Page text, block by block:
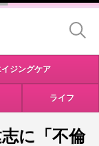
イジングケア
ライフ
に「不倫